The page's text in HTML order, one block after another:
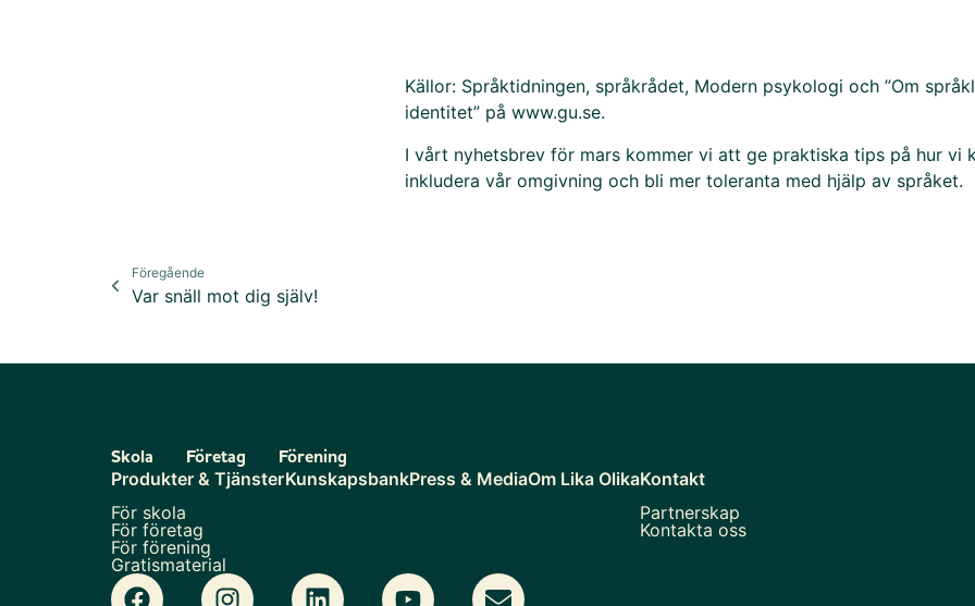
Källor: Språktidningen, språkrådet, Modern psykologi och ”Om
identitet” på www.gu.se.
I vårt nyhetsbrev för mars kommer vi att ge praktiska tips på hur vi
inkludera vår omgivning och bli mer toleranta med hjälp av språket.
Föregående
Var snäll mot dig själv!
Skola Företag Förening
Produkter & Tjänster
För skola
För företag
För förening
Gratismaterial
KunskapsbankPress & MediaOm Lika OlikaKontakt
Partnerskap
Kontakta oss